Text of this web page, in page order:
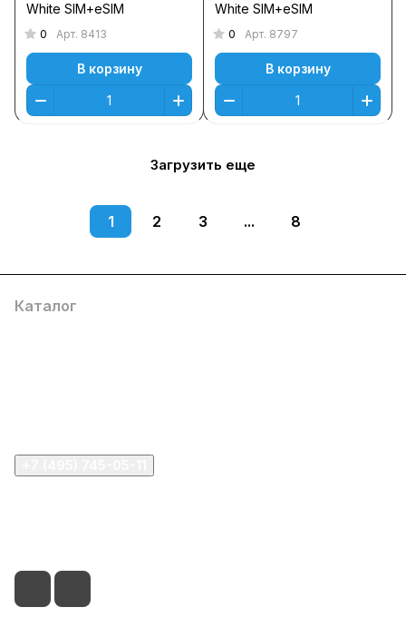
White SIM+eSIM
0 Арт. 8413
В корзину
White SIM+eSIM
0 Арт. 8797
В корзину
Загрузить еще
1 2 3 ... 8
Каталог